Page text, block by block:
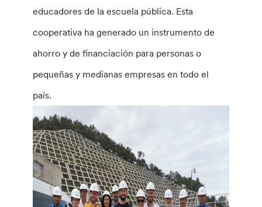
educadores de la escuela pública. Esta
cooperativa ha generado un instrumento de
ahorro y de financiación para personas o
pequeñas y medianas empresas en todo el
país.